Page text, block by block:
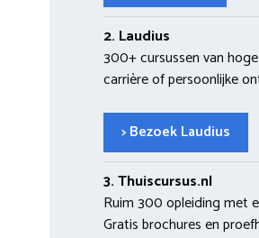
2. Laudius
300+ cursussen van
carrière of persoonlijke
> Bezoek Laudius
3. Thuiscursus.nl
Ruim 300 opleiding met
Gratis brochures en